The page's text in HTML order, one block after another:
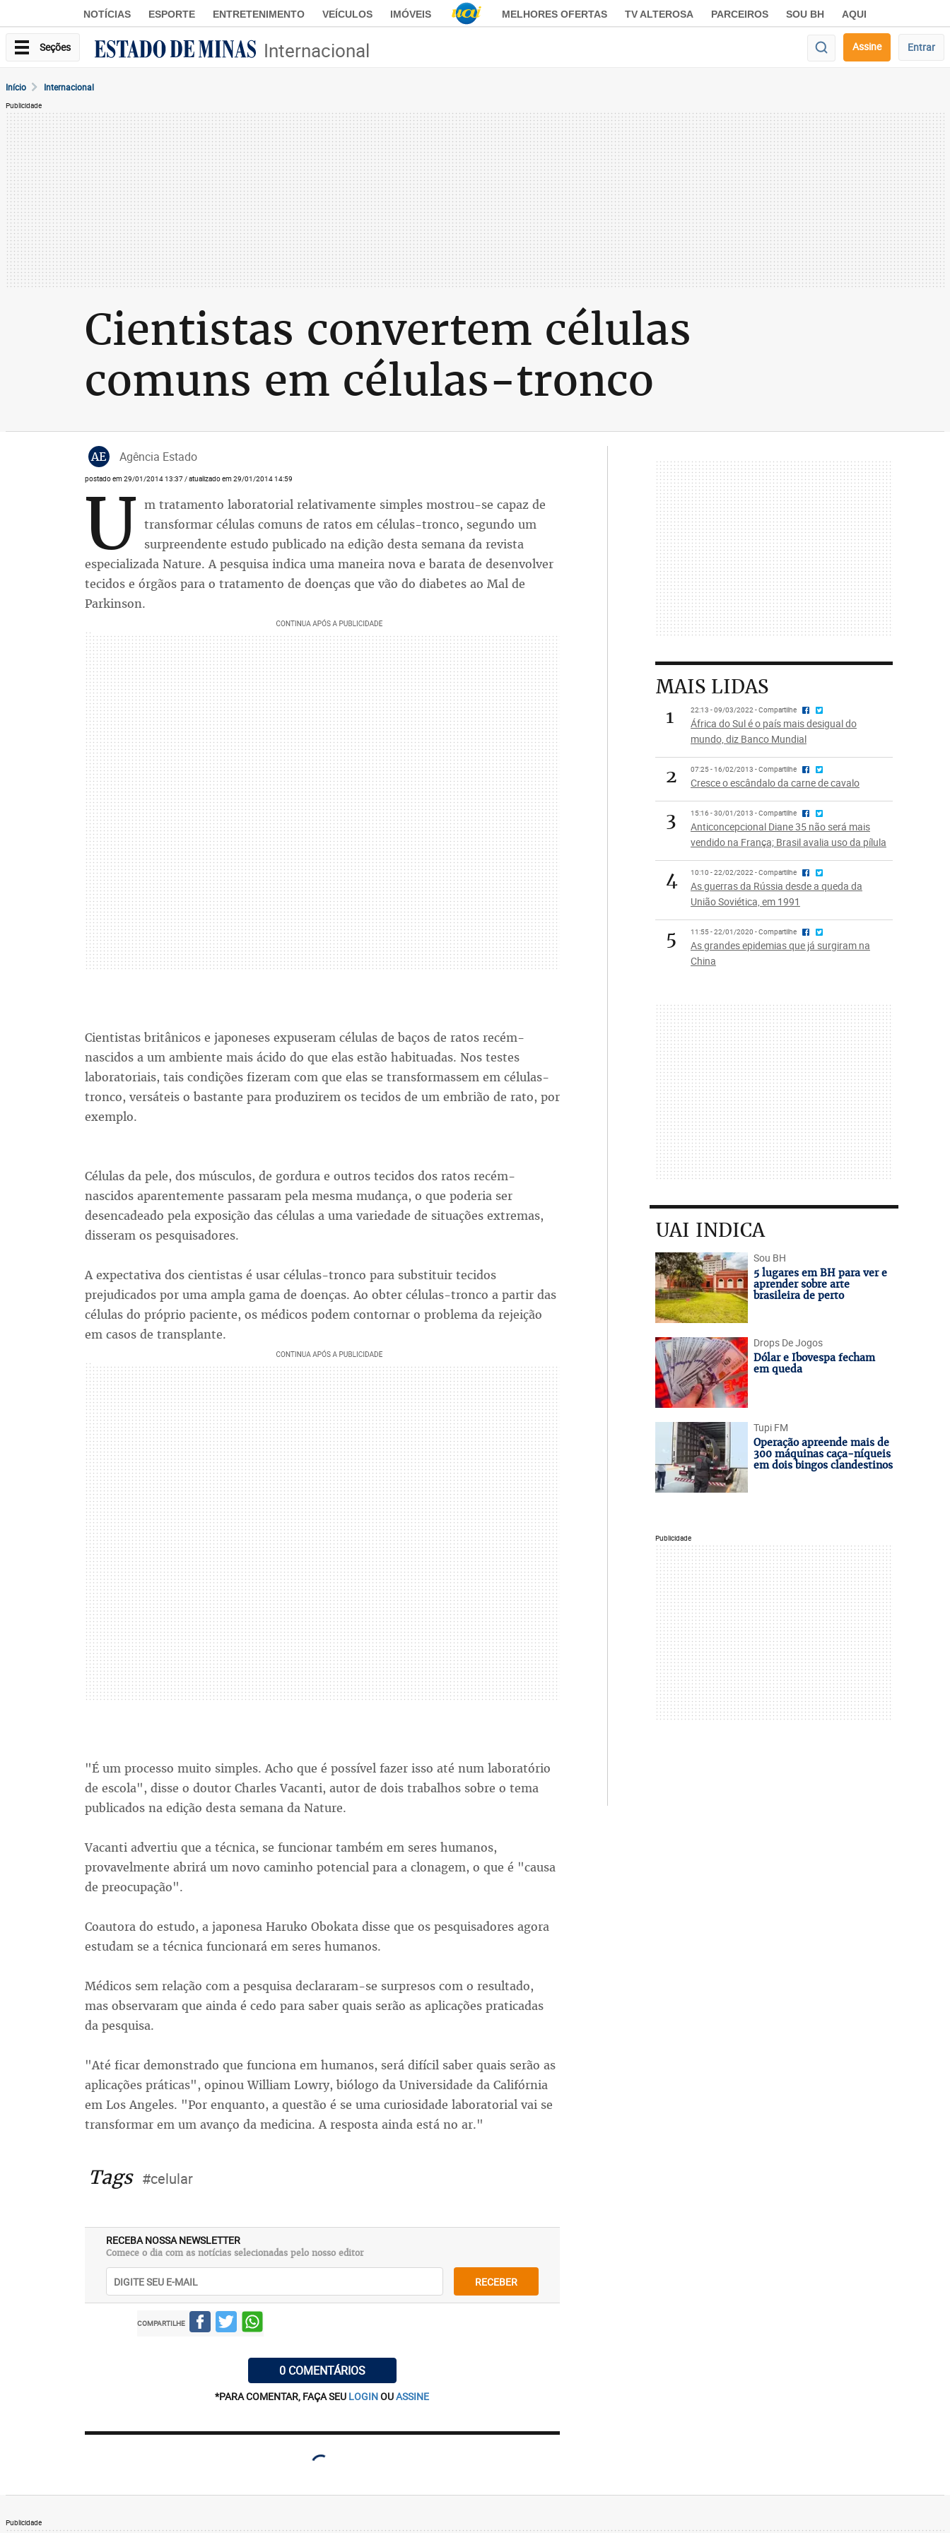
NOTÍCIAS ESPORTE ENTRETENIMENTO VEÍCULOS IMÓVEIS MELHORES OFERTAS TV ALTEROSA PARCEIROS SOU BH AQUI
Seções Internacional Assine Entrar
Início Internacional
Publicidade
Cientistas convertem células
comuns em células-tronco
AE Agência Estado
postado em 29/01/2014 13:37 / atualizado em 29/01/2014 14:59
U m tratamento laboratorial relativamente simples mostrou-se capaz de
transformar células comuns de ratos em células-tronco, segundo um
surpreendente estudo publicado na edição desta semana da revista
especializada Nature. A pesquisa indica uma maneira nova e barata de desenvolver
tecidos e órgãos para o tratamento de doenças que vão do diabetes ao Mal de
Parkinson.
Cientistas britânicos e japoneses expuseram células de baços de ratos recém-
nascidos a um ambiente mais ácido do que elas estão habituadas. Nos testes
laboratoriais, tais condições fizeram com que elas se transformassem em células-
tronco, versáteis o bastante para produzirem os tecidos de um embrião de rato, por
exemplo.
Células da pele, dos músculos, de gordura e outros tecidos dos ratos recém-
nascidos aparentemente passaram pela mesma mudança, o que poderia ser
desencadeado pela exposição das células a uma variedade de situações extremas,
disseram os pesquisadores.
A expectativa dos cientistas é usar células-tronco para substituir tecidos
prejudicados por uma ampla gama de doenças. Ao obter células-tronco a partir das
células do próprio paciente, os médicos podem contornar o problema da rejeição
em casos de transplante.
"É um processo muito simples. Acho que é possível fazer isso até num laboratório
de escola", disse o doutor Charles Vacanti, autor de dois trabalhos sobre o tema
publicados na edição desta semana da Nature.
Vacanti advertiu que a técnica, se funcionar também em seres humanos,
provavelmente abrirá um novo caminho potencial para a clonagem, o que é "causa
de preocupação".
Coautora do estudo, a japonesa Haruko Obokata disse que os pesquisadores agora
estudam se a técnica funcionará em seres humanos.
Médicos sem relação com a pesquisa declararam-se surpresos com o resultado,
mas observaram que ainda é cedo para saber quais serão as aplicações praticadas
da pesquisa.
"Até ficar demonstrado que funciona em humanos, será difícil saber quais serão as
aplicações práticas", opinou William Lowry, biólogo da Universidade da Califórnia
em Los Angeles. "Por enquanto, a questão é se uma curiosidade laboratorial vai se
transformar em um avanço da medicina. A resposta ainda está no ar."
Tags #celular
RECEBA NOSSA NEWSLETTER
Comece o dia com as notícias selecionadas pelo nosso editor
RECEBER
COMPARTILHE
0 COMENTÁRIOS
*PARA COMENTAR, FAÇA SEU LOGINOUASSINE
MAIS LIDAS
1
22:13 - 09/03/2022 - Compartilhe
África do Sul é o país mais desigual do
mundo, diz Banco Mundial
2 07:25 - 16/02/2013 - Compartilhe
Cresce o escândalo da carne de cavalo
3 15:16 - 30/01/2013 - Compartilhe
Anticoncepcional Diane 35 não será mais
vendido na França; Brasil avalia uso da pílula
4 10:10 - 22/02/2022 - Compartilhe
As guerras da Rússia desde a queda da
União Soviética, em 1991
5 11:55 - 22/01/2020 - Compartilhe
As grandes epidemias que já surgiram na
China
UAI INDICA
Sou BH
5 lugares em BH para ver e
aprender sobre arte
brasileira de perto
Drops De Jogos
Dólar e Ibovespa fecham
em queda
Tupi FM
Operação apreende mais de
300 máquinas caça-níqueis
em dois bingos clandestinos
Publicidade
Publicidade